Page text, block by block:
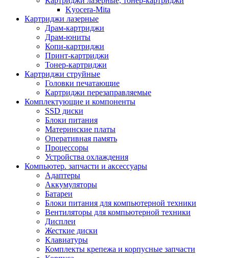
Kyocera-Mita
Картриджи лазерные
Драм-картриджи
Драм-юниты
Копи-картриджи
Принт-картриджи
Тонер-картриджи
Картриджи струйные
Головки печатающие
Картриджи перезаправляемые
Комплектующие и компоненты
SSD диски
Блоки питания
Материнские платы
Оперативная память
Процессоры
Устройства охлаждения
Компьютер. запчасти и аксессуары
Адаптеры
Аккумуляторы
Батареи
Блоки питания для компьютерной техники
Вентиляторы для компьютерной техники
Дисплеи
Жесткие диски
Клавиатуры
Комплекты крепежа и корпусные запчасти